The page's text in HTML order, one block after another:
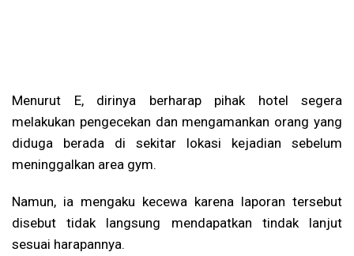
Menurut E, dirinya berharap pihak hotel segera
melakukan pengecekan dan mengamankan orang yang
diduga berada di sekitar lokasi kejadian sebelum
meninggalkan area gym.
Namun, ia mengaku kecewa karena laporan tersebut
disebut tidak langsung mendapatkan tindak lanjut
sesuai harapannya.